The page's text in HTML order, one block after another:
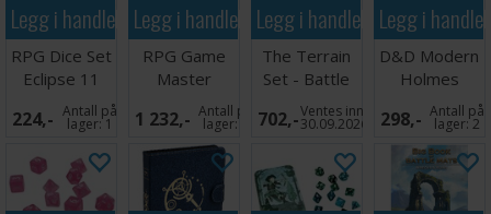
Legg i handlekurven
RPG Dice Set
Eclipse 11
Lime Green
224,- Antall på
lager:1
Legg i handlekurven
RPG Game
Master
Companion -
Blood Red
1 232,- Antall på
lager:
Legg i handlekurven
The Terrain
Set - Battle
Maps
702,-Ventes inn
30.09.2026
Legg i
D&D Modern
Holmes
Inspired Dice
Set
298,- Antall på
lager:2